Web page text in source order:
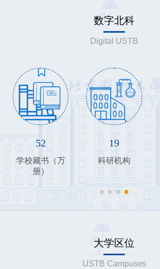
数字北科
Digital USTB
129
学校藏书（万
册）
47
科研机构
大学区位
USTB Campuses